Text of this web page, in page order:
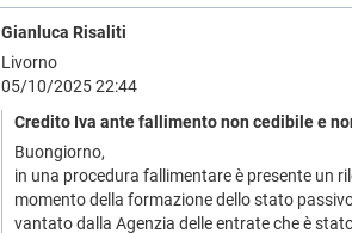
Gianluca Risaliti
Livorno
05/10/2025 22:44
Credito Iva ante fallimento non cedibile e
Buongiorno,
in una procedura fallimentare è presente un
momento della formazione dello stato
vantato dalla Agenzia delle entrate che è